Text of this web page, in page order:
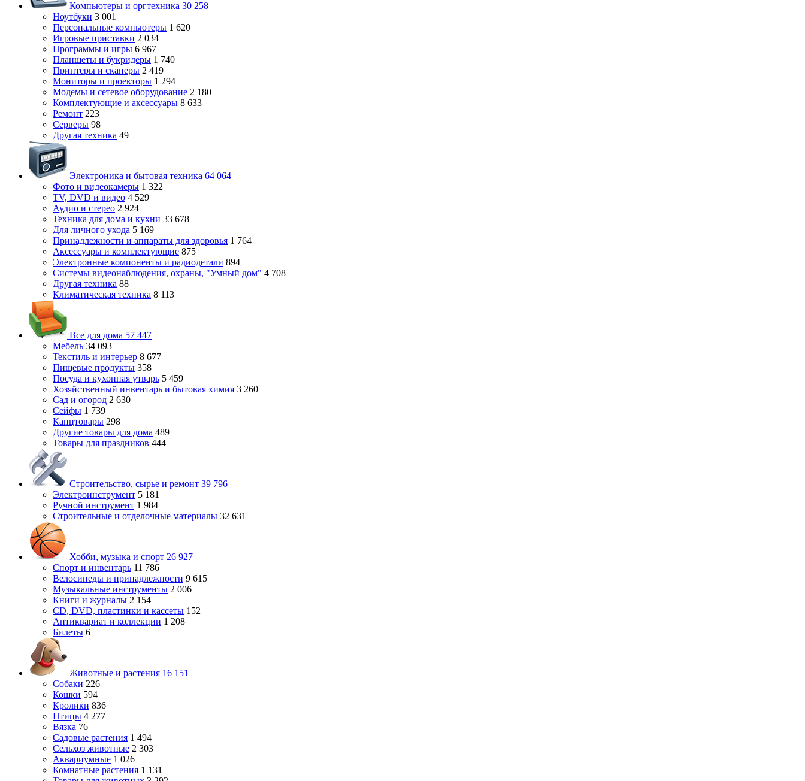
Компьютеры и оргтехника 30 258
Ноутбуки 3 001
Персональные компьютеры 1 620
Игровые приставки 2 034
Программы и игры 6 967
Планшеты и букридеры 1 740
Принтеры и сканеры 2 419
Мониторы и проекторы 1 294
Модемы и сетевое оборудование 2 180
Комплектующие и аксессуары 8 633
Ремонт 223
Серверы 98
Другая техника 49
Электроника и бытовая техника 64 064
Фото и видеокамеры 1 322
TV, DVD и видео 4 529
Аудио и стерео 2 924
Техника для дома и кухни 33 678
Для личного ухода 5 169
Принадлежности и аппараты для здоровья 1 764
Аксессуары и комплектующие 875
Электронные компоненты и радиодетали 894
Системы видеонаблюдения, охраны, "Умный дом" 4 708
Другая техника 88
Климатическая техника 8 113
Все для дома 57 447
Мебель 34 093
Текстиль и интерьер 8 677
Пищевые продукты 358
Посуда и кухонная утварь 5 459
Хозяйственный инвентарь и бытовая химия 3 260
Сад и огород 2 630
Сейфы 1 739
Канцтовары 298
Другие товары для дома 489
Товары для праздников 444
Строительство, сырье и ремонт 39 796
Электроинструмент 5 181
Ручной инструмент 1 984
Строительные и отделочные материалы 32 631
Хобби, музыка и спорт 26 927
Спорт и инвентарь 11 786
Велосипеды и принадлежности 9 615
Музыкальные инструменты 2 006
Книги и журналы 2 154
CD, DVD, пластинки и кассеты 152
Антиквариат и коллекции 1 208
Билеты 6
Животные и растения 16 151
Собаки 226
Кошки 594
Кролики 836
Птицы 4 277
Вязка 76
Садовые растения 1 494
Сельхоз животные 2 303
Аквариумные 1 026
Комнатные растения 1 131